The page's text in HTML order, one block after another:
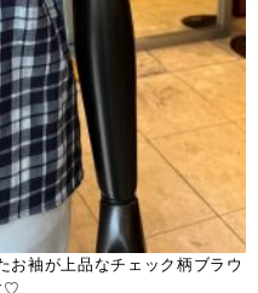
お袖が上品なチェック柄ブラウ
♡